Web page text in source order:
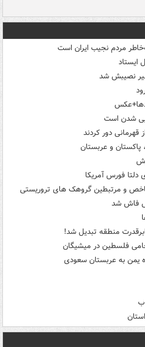
مردم نجیب ایران است
ایستاد
نصیبش شد
شدن است
قهرمانی دور کردند
و عربستان
دلتا فورس آمریکا
ابرقدرت منطقه تبدیل شد!
فلسطین در میشیگان
یمن به عربستان سعودی